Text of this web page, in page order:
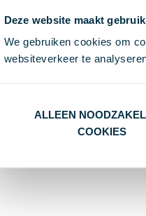
Deze website maakt
We gebruiken cookies om
websiteverkeer te
ALLEEN
COOKIES